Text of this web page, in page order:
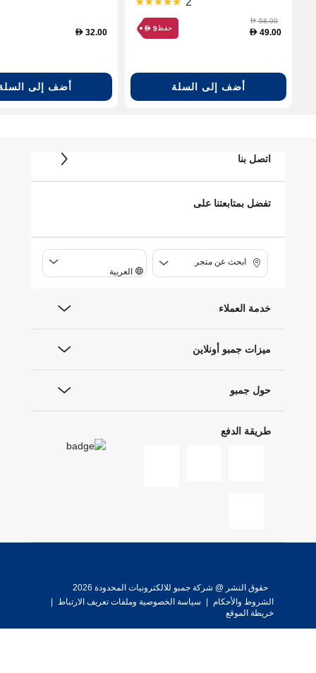
D58.00
D 49.00 حفظ D 9
أضف إلى السلة
D 32.00
أضف إلى
اتصل بنا
تفضل بمتابعتنا على
ابحث عن متجر
العربية
خدمة العملاء
ميزات جمبو أونلاين
حول جمبو
طريقة الدفع
حقوق النشر @ شركة جمبو للالكترونيات المحدودة 2026
الشروط والأحكام
سياسة الخصوصية وملفات تعريف الارتباط
خريطة الموقع